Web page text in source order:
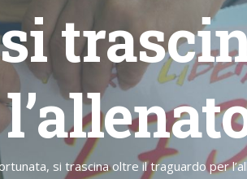
si trascina oltre il traguardo per